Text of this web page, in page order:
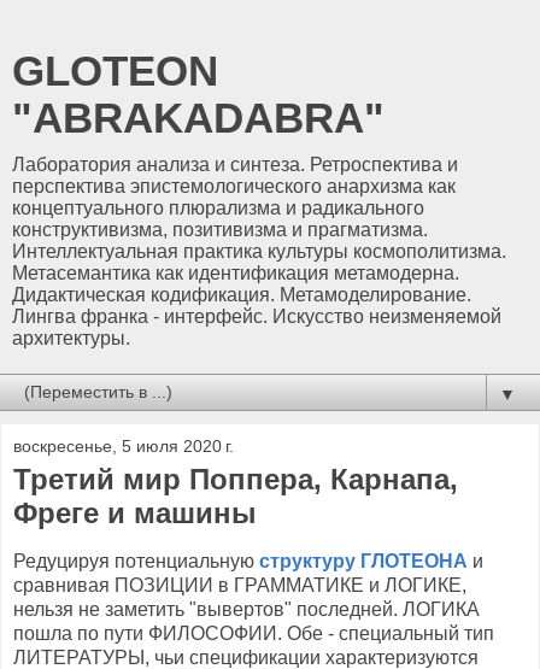
GLOTEON
"ABRAKADABRA"
Лаборатория анализа и синтеза. Ретроспектива и
перспектива эпистемологического анархизма как
концептуального плюрализма и радикального
конструктивизма, позитивизма и прагматизма.
Интеллектуальная практика культуры космополитизма.
Метасемантика как идентификация метамодерна.
Дидактическая кодификация. Метамоделирование.
Лингва франка - интерфейс. Искусство неизменяемой
архитектуры.
▼
воскресенье, 5 июля 2020 г.
Третий мир Поппера, Карнапа,
Фреге и машины
Редуцируя потенциальную структуру ГЛОТЕОНА и
сравнивая ПОЗИЦИИ в ГРАММАТИКЕ и ЛОГИКЕ,
нельзя не заметить "вывертов" последней. ЛОГИКА
пошла по пути ФИЛОСОФИИ. Обе - специальный тип
ЛИТЕРАТУРЫ, чьи спецификации характеризуются